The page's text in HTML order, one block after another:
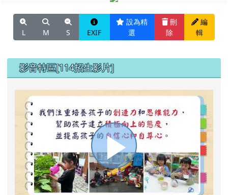
L M S EXIF
設為精
選
刪
除
編
輯
左邊區域內容
影音特區[114招生影片]
播